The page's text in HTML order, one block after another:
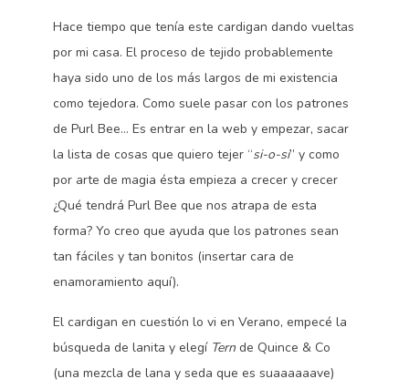
Hace tiempo que tenía este cardigan dando vueltas
por mi casa. El proceso de tejido probablemente
haya sido uno de los más largos de mi existencia
como tejedora. Como suele pasar con los patrones
de Purl Bee… Es entrar en la web y empezar, sacar
la lista de cosas que quiero tejer “si-o-si” y como
por arte de magia ésta empieza a crecer y crecer
¿Qué tendrá Purl Bee que nos atrapa de esta
forma? Yo creo que ayuda que los patrones sean
tan fáciles y tan bonitos (insertar cara de
enamoramiento aquí).
El cardigan en cuestión lo vi en Verano, empecé la
búsqueda de lanita y elegí Tern de Quince & Co
(una mezcla de lana y seda que es suaaaaaave)